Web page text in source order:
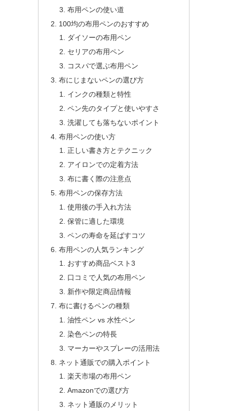
布用ペンの使い道
100均の布用ペンのおすすめ
ダイソーの布用ペン
セリアの布用ペン
コスパで選ぶ布用ペン
布にじまないペンの選び方
インクの種類と特性
ペン先のタイプと使いやすさ
洗濯しても落ちないポイント
布用ペンの使い方
正しい書き方とテクニック
アイロンでの定着方法
布に書く際の注意点
布用ペンの保存方法
使用後の手入れ方法
保管に適した環境
ペンの寿命を延ばすコツ
布用ペンの人気ランキング
おすすめ商品ベスト3
口コミで人気の布用ペン
新作や限定商品情報
布に書けるペンの種類
油性ペン vs 水性ペン
染色ペンの特長
マーカーやスプレーの活用法
ネット通販での購入ポイント
楽天市場の布用ペン
Amazonでの選び方
ネット通販のメリット